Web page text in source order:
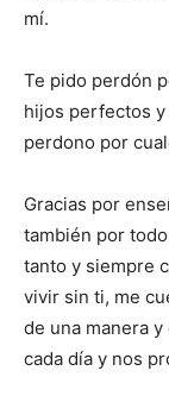
mí.
Te pido perdón
hijos perfectos
perdono por
Gracias por
también por
tanto y siempre
vivir sin ti, me
de una manera
cada día y nos